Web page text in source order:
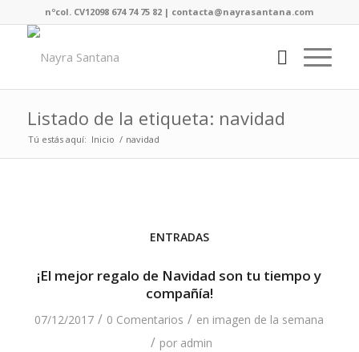
nºcol. CV12098 674 74 75 82 | contacta@nayrasantana.com
Listado de la etiqueta: navidad
Tú estás aquí: Inicio / navidad
ENTRADAS
¡El mejor regalo de Navidad son tu tiempo y
compañía!
07/12/2017 / 0 Comentarios / en imagen de la semana
/ por admin